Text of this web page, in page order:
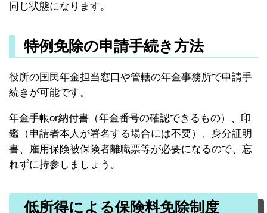
同じ状態になります。
特例免除の申請手続き方法
役所の国民年金担当窓口や管轄の年金事務所で申請手
続きが可能です。
年金手帳or納付書（年金番号の確認できるもの）、印
鑑（申請者本人が署名する場合には不要）、身分証明
書、雇用保険被保険者離職票等が必要になるので、忘
れずに持参しましょう。
低所得による保険料免除制度